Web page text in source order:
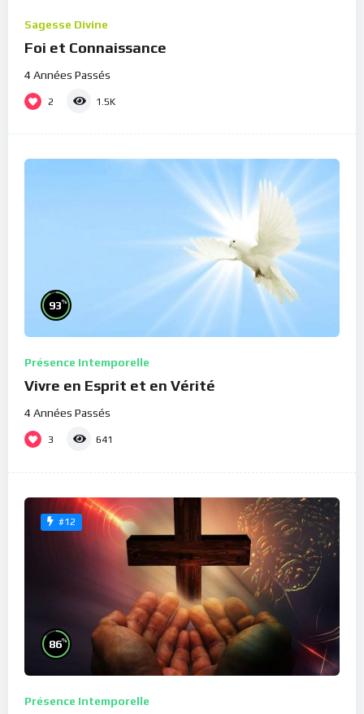
Sagesse Divine
Foi et Connaissance
4 Années Passés
2 1.5K
93%
Présence Intemporelle
Vivre en Esprit et en Vérité
4 Années Passés
3 641
#12
86%
Présence Intemporelle